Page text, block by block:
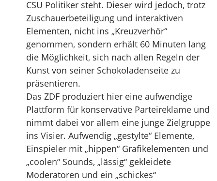
CSU Politiker steht. Dieser wird jedoch, trotz
Zuschauerbeteiligung und interaktiven
Elementen, nicht ins „Kreuzverhör“
genommen, sondern erhält 60 Minuten lang
die Möglichkeit, sich nach allen Regeln der
Kunst von seiner Schokoladenseite zu
präsentieren.
Das ZDF produziert hier eine aufwendige
Plattform für konservative Parteireklame und
nimmt dabei vor allem eine junge Zielgruppe
ins Visier. Aufwendig „gestylte“ Elemente,
Einspieler mit „hippen“ Grafikelementen und
„coolen“ Sounds, „lässig“ gekleidete
Moderatoren und ein „schickes“